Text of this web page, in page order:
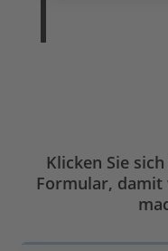
Klicken Sie
Formular,